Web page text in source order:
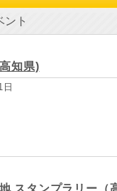
高
ント
知県)
スタンプラリー（